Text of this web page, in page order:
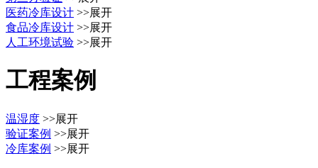
医药冷库设计 >>展开
食品冷库设计 >>展开
人工环境试验 >>展开
工程案例
温湿度 >>展开
验证案例 >>展开
冷库案例 >>展开